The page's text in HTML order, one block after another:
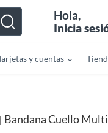
Hola,
Inicia
y cuentas
| Bandana Cuello
l
l